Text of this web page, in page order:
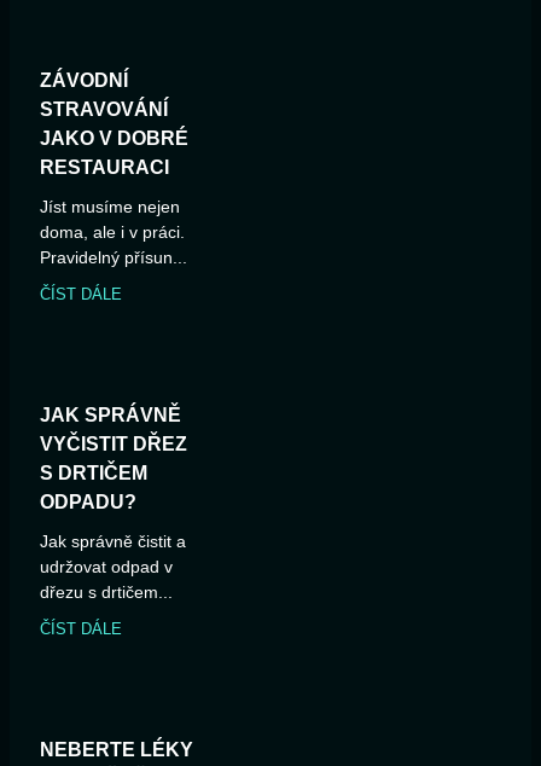
ZÁVODNÍ
STRAVOVÁNÍ
JAKO V DOBRÉ
RESTAURACI
Jíst musíme nejen
doma, ale i v práci.
Pravidelný přísun...
ČÍST DÁLE
JAK SPRÁVNĚ
VYČISTIT DŘEZ
S DRTIČEM
ODPADU?
Jak správně čistit a
udržovat odpad v
dřezu s drtičem...
ČÍST DÁLE
NEBERTE LÉKY